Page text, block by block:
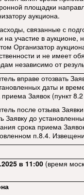
площадки
аукциона.
связанные с
на участие в аукционе,
Организатор
и не имеет
независимо от
вправе отозвать
даты и
приема Заявок (пункт
после отзыва
Заявку до
срока приема
п.8.4.
в 11:00 (время